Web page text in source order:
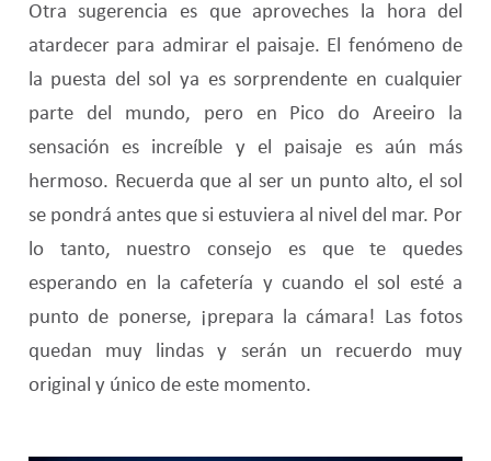
Otra sugerencia es que aproveches la hora del
atardecer para admirar el paisaje. El fenómeno de
la puesta del sol ya es sorprendente en cualquier
parte del mundo, pero en Pico do Areeiro la
sensación es increíble y el paisaje es aún más
hermoso. Recuerda que al ser un punto alto, el sol
se pondrá antes que si estuviera al nivel del mar. Por
lo tanto, nuestro consejo es que te quedes
esperando en la cafetería y cuando el sol esté a
punto de ponerse, ¡prepara la cámara! Las fotos
quedan muy lindas y serán un recuerdo muy
original y único de este momento.